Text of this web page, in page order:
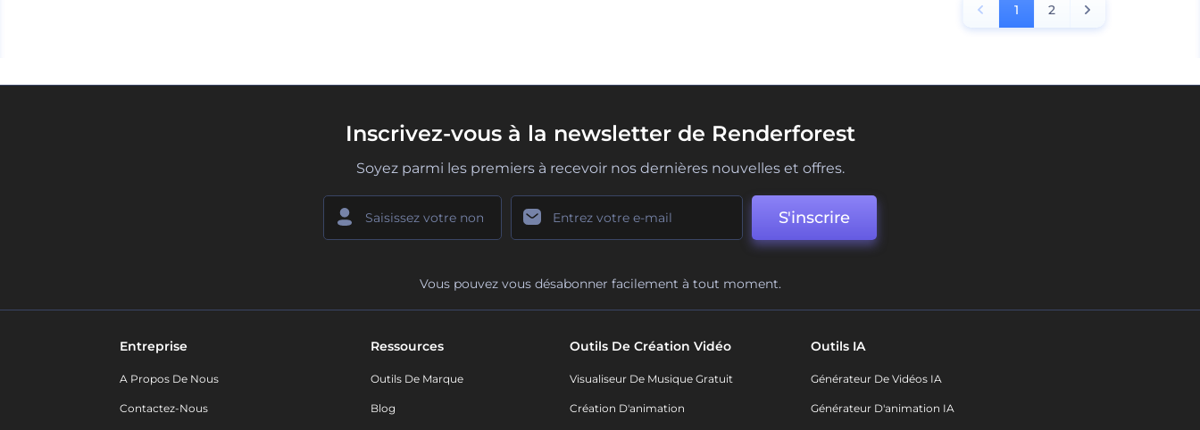
1 2
Inscrivez-vous à la newsletter de Renderforest
Soyez parmi les premiers à recevoir nos dernières nouvelles et offres.
S'inscrire
Vous pouvez vous désabonner facilement à tout moment.
Entreprise
A Propos De Nous
Contactez-Nous
Ressources
Outils De Marque
Blog
Outils De Création Vidéo
Visualiseur De Musique Gratuit
Création D'animation
Outils IA
Générateur De Vidéos IA
Générateur D'animation IA